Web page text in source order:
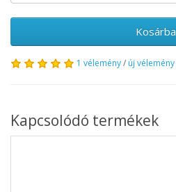
Kosárba
1 vélemény/ új vélemény
Kapcsolódó termékek